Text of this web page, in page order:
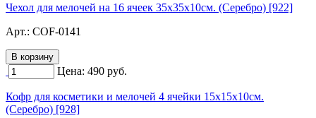
Чехол для мелочей на 16 ячеек 35х35х10см. (Серебро) [922]
Арт.: COF-0141
Цена: 490 руб.
Кофр для косметики и мелочей 4 ячейки 15х15х10см.
(Серебро) [928]